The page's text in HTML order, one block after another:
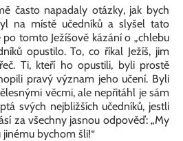
často napadaly otázky, jak bych
na místě učedníků a slyšel tato
po tomto Ježíšově kázání o „chlebu
opustilo. To, co říkal Ježíš, jim
Ti, kteří ho opustili, byli prostě
pravý význam jeho učení. Byli
věcmi, ale nepřitáhl je sám
svých nejbližších učedníků, jestli
za všechny jasnou odpověď: „My
jinému bychom šli!“